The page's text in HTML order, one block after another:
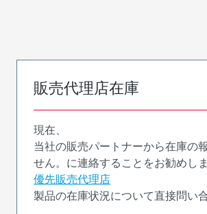
販売代理店在庫
現在、
当社の販売パートナーから在庫の
せん。に連絡することをお勧めし
優先販売代理店
製品の在庫状況について直接問い